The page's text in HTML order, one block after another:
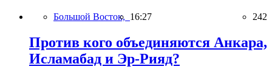
Большой Восток, 16:27 242
Против кого объединяются Анкара,
Исламабад и Эр-Рияд?